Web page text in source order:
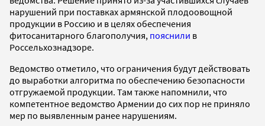
нарушений при поставках армянской плодоовощной
продукции в Россию и в целях обеспечения
фитосанитарного благополучия, пояснили в
Россельхознадзоре.
Ведомство отметило, что ограничения будут действовать
до выработки алгоритма по обеспечению безопасности
отгружаемой продукции. Там также напомнили, что
компетентное ведомство Армении до сих пор не приняло
мер по выявленным ранее нарушениям.